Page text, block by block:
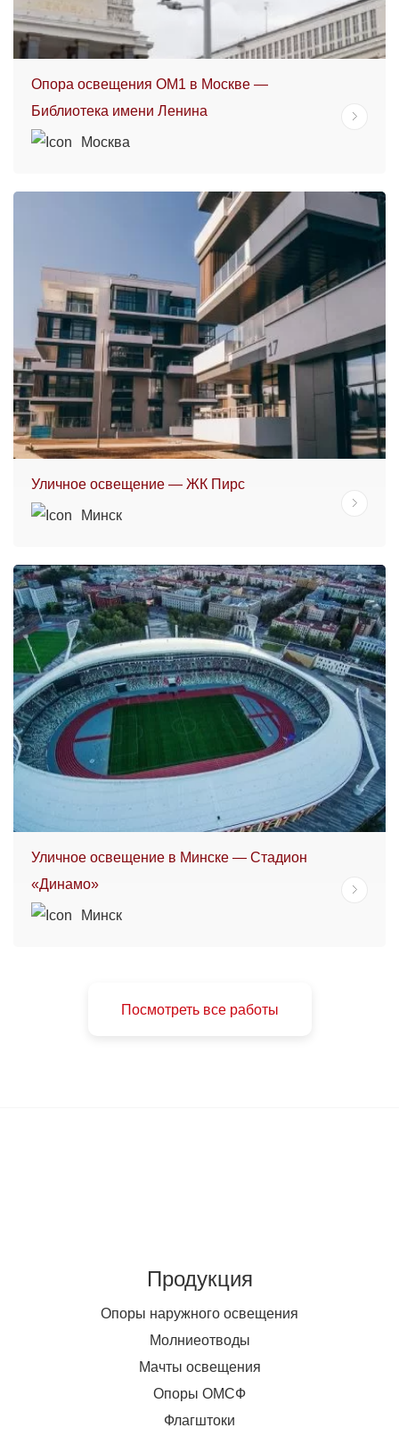
Опора освещения ОМ1 в Москве —
Библиотека имени Ленина
Москва
Уличное освещение — ЖК Пирс
Минск
Уличное освещение в Минске — Стадион
«Динамо»
Минск
Посмотреть все работы
Продукция
Опоры наружного освещения
Молниеотводы
Мачты освещения
Опоры ОМСФ
Флагштоки